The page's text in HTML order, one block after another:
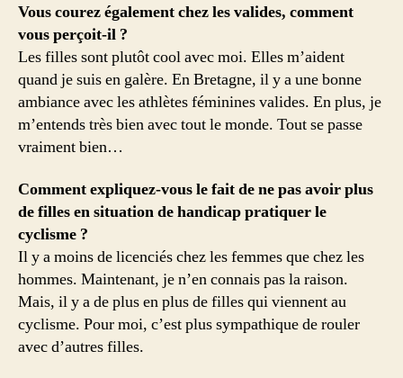
Vous courez également chez les valides, comment
vous perçoit-il ?
Les filles sont plutôt cool avec moi. Elles m’aident
quand je suis en galère. En Bretagne, il y a une bonne
ambiance avec les athlètes féminines valides. En plus, je
m’entends très bien avec tout le monde. Tout se passe
vraiment bien…
Comment expliquez-vous le fait de ne pas avoir plus
de filles en situation de handicap pratiquer le
cyclisme ?
Il y a moins de licenciés chez les femmes que chez les
hommes. Maintenant, je n’en connais pas la raison.
Mais, il y a de plus en plus de filles qui viennent au
cyclisme. Pour moi, c’est plus sympathique de rouler
avec d’autres filles.